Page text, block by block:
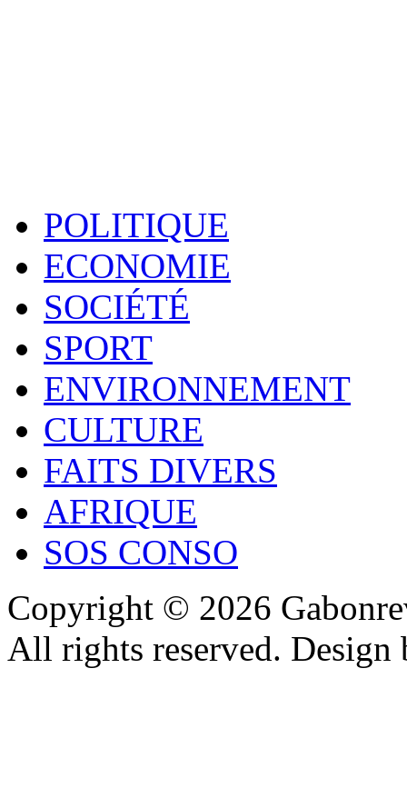
POLITIQUE
ECONOMIE
SOCIÉTÉ
SPORT
ENVIRONNEMENT
CULTURE
FAITS DIVERS
AFRIQUE
SOS CONSO
Copyright © 2026
All rights reserved.